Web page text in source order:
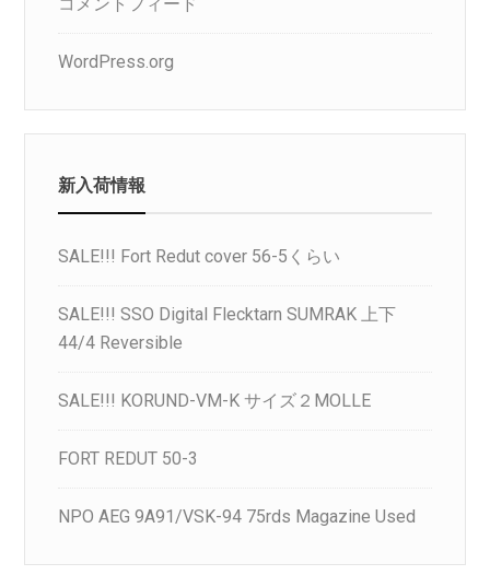
コメントフィード
WordPress.org
新入荷情報
SALE!!! Fort Redut cover 56-5くらい
SALE!!! SSO Digital Flecktarn SUMRAK 上下
44/4 Reversible
SALE!!! KORUND-VM-K サイズ２MOLLE
FORT REDUT 50-3
NPO AEG 9A91/VSK-94 75rds Magazine Used